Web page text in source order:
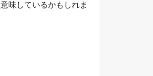
味しているかもしれま